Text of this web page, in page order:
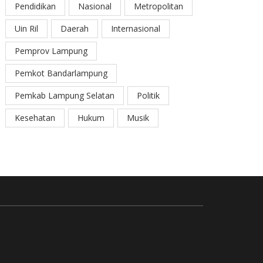
Pendidikan Nasional
Metropolitan
Uin Ril
Daerah
Internasional
Pemprov Lampung
Pemkot Bandarlampung
Pemkab Lampung Selatan
Politik
Kesehatan
Hukum Musik